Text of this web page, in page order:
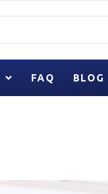
FAQ BLOG